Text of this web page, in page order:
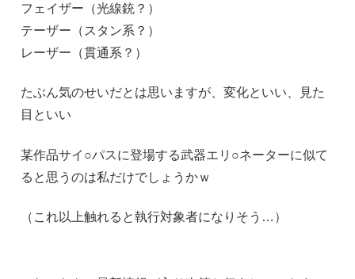
フェイザー（光線銃？）
テーザー（スタン系？）
レーザー（貫通系？）
たぶん気のせいだとは思いますが、変化といい、見た
目といい
某作品サイ○パスに登場する武器エリ○ネーターに似て
ると思うのは私だけでしょうかｗ
（これ以上触れると執行対象者になりそう…）